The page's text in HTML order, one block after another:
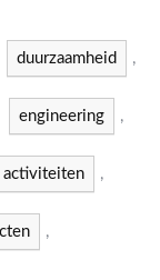
duurzaamheid ,
engineering ,
activiteiten ,
,